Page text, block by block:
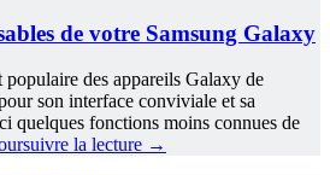
de votre Samsung Galaxy
des appareils Galaxy de
son interface conviviale et sa
quelques fonctions moins connues de
la lecture →